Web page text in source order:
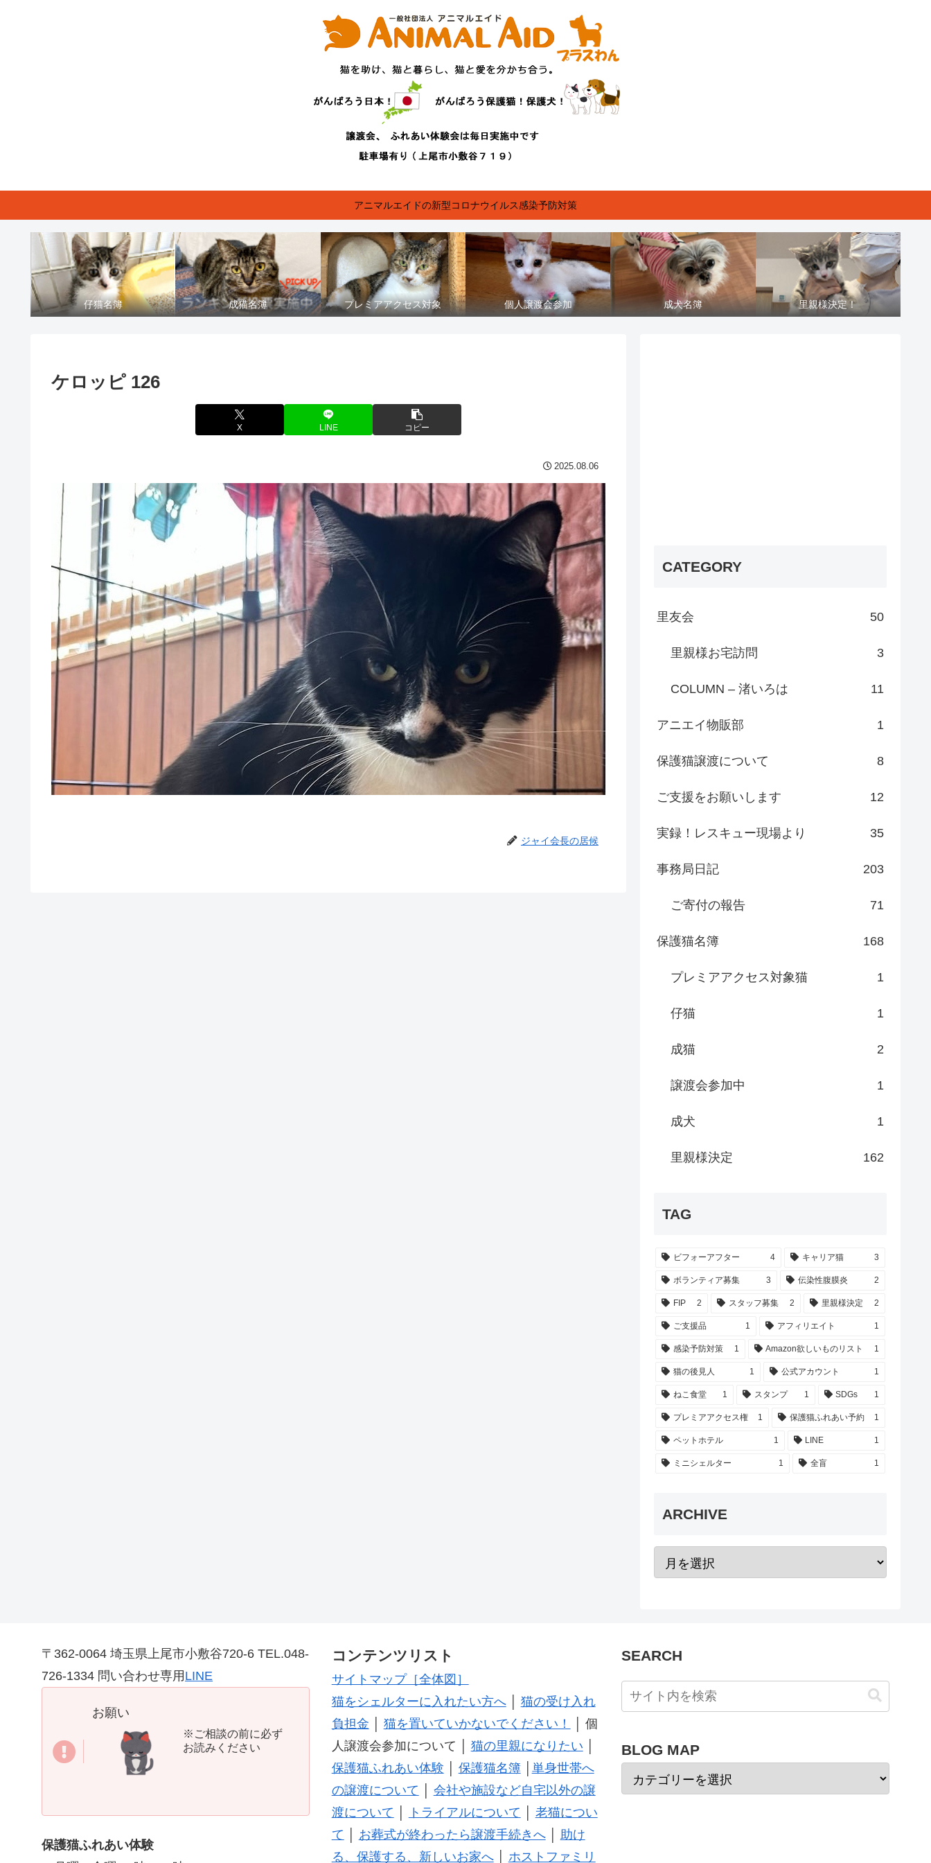
アニマルエイドの新型コロナウイルス感染予防対策
仔猫名簿 成猫名簿 プレミアアクセス対象 個人譲渡会参加 成犬名簿 里親様決定！
ケロッピ 126
X LINE コピー
2025.08.06
ジャイ会長の居候
CATEGORY
里友会 50
里親様お宅訪問 3
COLUMN – 渚いろは 11
アニエイ物販部 1
保護猫譲渡について 8
ご支援をお願いします 12
実録！レスキュー現場より 35
事務局日記 203
ご寄付の報告 71
保護猫名簿 168
プレミアアクセス対象猫 1
仔猫 1
成猫 2
譲渡会参加中 1
成犬 1
里親様決定 162
TAG
ビフォーアフター 4 キャリア猫 3
ボランティア募集 3 伝染性腹膜炎 2
FIP 2 スタッフ募集 2 里親様決定 2
ご支援品 1 アフィリエイト 1
感染予防対策 1 Amazon欲しいものリスト 1
猫の後見人 1 公式アカウント 1
ねこ食堂 1 スタンプ 1 SDGs 1
プレミアアクセス権 1 保護猫ふれあい予約 1
ペットホテル 1 LINE 1
ミニシェルター 1 全盲 1
ARCHIVE
〒362-0064 埼玉県上尾市小敷谷720-6 TEL.048-
726-1334 問い合わせ専用 LINE
お願い
※ご相談の前に必ず
お読みください
保護猫ふれあい体験
コンテンツリスト
サイトマップ［全体図］
猫をシェルターに入れたい方へ│ 猫の受け入れ
負担金
猫を置いていかないでください！
│ 個
人譲渡会参加について │ 猫の里親になりたい
保護猫ふれあい体験
保護猫名簿│ 単身世帯へ
の譲渡について
会社や施設など自宅以外の譲
渡について
トライアルについて
老猫につい
て
お葬式が終わったら譲渡手続きへ│
助け
る、保護する、新しいお家へ│ ホストファミリ
SEARCH
BLOG MAP